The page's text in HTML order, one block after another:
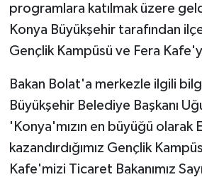
programlara katılmak üzere
Konya Büyükşehir tarafından
Gençlik Kampüsü ve Fera
Bakan Bolat'a merkezle ilgili
Büyükşehir Belediye Başkanı
'Konya'mızın en büyüğü olarak
kazandırdığımız Gençlik
Kafe'mizi Ticaret Bakanımız